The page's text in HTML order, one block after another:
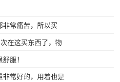
非常痛苦，所以买
在这买东西了，物
服！
非常好的，用着也是